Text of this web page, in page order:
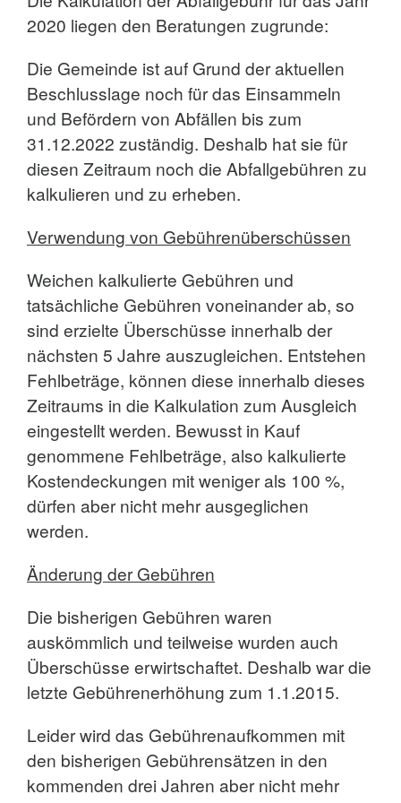
2020 liegen den Beratungen zugrunde:
Die Gemeinde ist auf Grund der aktuellen
Beschlusslage noch für das Einsammeln
und Befördern von Abfällen bis zum
31.12.2022 zuständig. Deshalb hat sie für
diesen Zeitraum noch die Abfallgebühren zu
kalkulieren und zu erheben.
Verwendung von Gebührenüberschüssen
Weichen kalkulierte Gebühren und
tatsächliche Gebühren voneinander ab, so
sind erzielte Überschüsse innerhalb der
nächsten 5 Jahre auszugleichen. Entstehen
Fehlbeträge, können diese innerhalb dieses
Zeitraums in die Kalkulation zum Ausgleich
eingestellt werden. Bewusst in Kauf
genommene Fehlbeträge, also kalkulierte
Kostendeckungen mit weniger als 100 %,
dürfen aber nicht mehr ausgeglichen
werden.
Änderung der Gebühren
Die bisherigen Gebühren waren
auskömmlich und teilweise wurden auch
Überschüsse erwirtschaftet. Deshalb war die
letzte Gebührenerhöhung zum 1.1.2015.
Leider wird das Gebührenaufkommen mit
den bisherigen Gebührensätzen in den
kommenden drei Jahren aber nicht mehr